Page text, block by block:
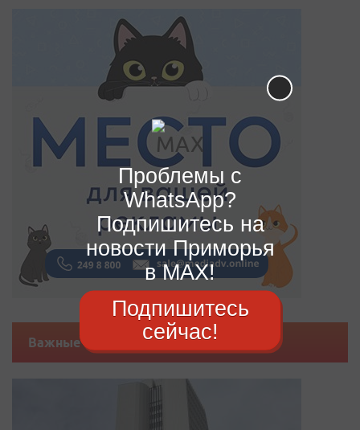
Важные новости
Проблемы с
WhatsApp?
Подпишитесь на
новости Приморья
в MAX!
Подпишитесь
сейчас!